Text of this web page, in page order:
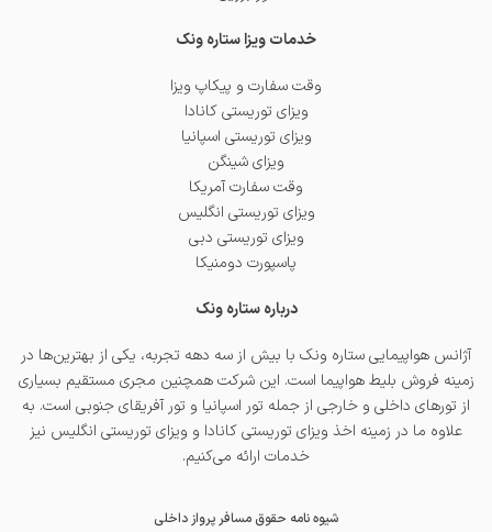
خدمات ویزا ستاره ونک
وقت سفارت و پیکاپ ویزا
ویزای توریستی کانادا
ویزای توریستی اسپانیا
ویزای شینگن
وقت سفارت آمریکا
ویزای توریستی انگلیس
ویزای توریستی دبی
پاسپورت دومنیکا
درباره ستاره ونک
آژانس هواپیمایی ستاره ونک با بیش از سه دهه تجربه، یکی از بهترین‌ها در
زمینه فروش بلیط هواپیما است. این شرکت همچنین مجری مستقیم بسیاری
از تورهای داخلی و خارجی از جمله تور اسپانیا و تور آفریقای جنوبی است. به
علاوه ما در زمینه اخذ ویزای توریستی کانادا و ویزای توریستی انگلیس نیز
خدمات ارائه می‌کنیم.
شیوه نامه حقوق مسافر پرواز داخلی